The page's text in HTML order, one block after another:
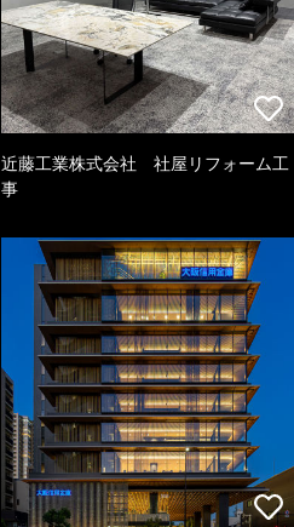
近藤工業株式会社 社屋リフォーム工
事